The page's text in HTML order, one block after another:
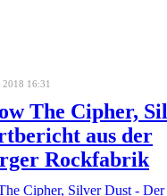
16:31
The Cipher,
aus der
Rockfabrik